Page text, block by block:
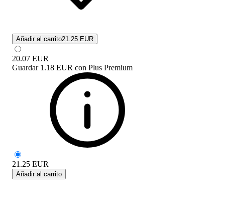
Añadir al carrito21.25 EUR
20.07 EUR
Guardar 1.18 EUR con Plus Premium
21.25 EUR
Añadir al carrito